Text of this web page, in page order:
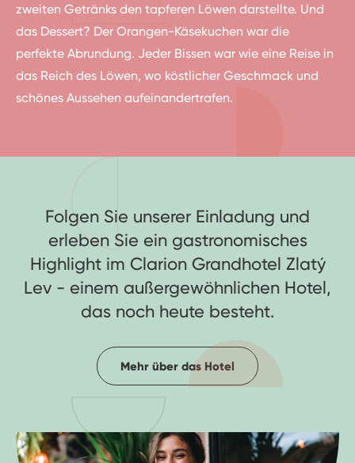
zweiten Getränks den tapferen Löwen darstellte. Und
das Dessert? Der Orangen-Käsekuchen war die
perfekte Abrundung. Jeder Bissen war wie eine Reise in
das Reich des Löwen, wo köstlicher Geschmack und
schönes Aussehen aufeinandertrafen.
Folgen Sie unserer Einladung und
erleben Sie ein gastronomisches
Highlight im Clarion Grandhotel Zlatý
Lev - einem außergewöhnlichen Hotel,
das noch heute besteht.
Mehr über das Hotel